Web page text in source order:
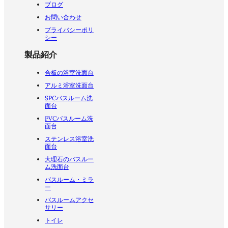
ブログ
お問い合わせ
プライバシーポリ
シー
製品紹介
合板の浴室洗面台
アルミ浴室洗面台
SPCバスルーム洗
面台
PVCバスルーム洗
面台
ステンレス浴室洗
面台
大理石のバスルー
ム洗面台
バスルーム・ミラ
ー
バスルームアクセ
サリー
トイレ